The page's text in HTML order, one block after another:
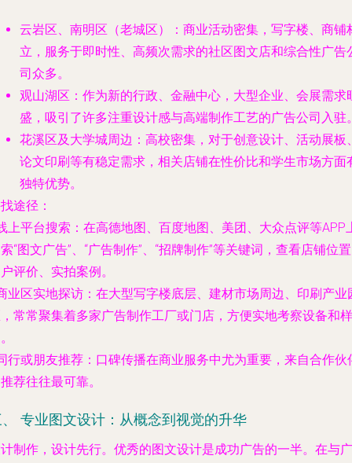
云岩区、南明区（老城区）
：商业活动密集，写字楼、商铺
立，服务于即时性、高频次需求的社区图文店和综合性广告
司众多。
观山湖区 ：作为新的行政、金融中心，大型企业、会展需求
盛，吸引了许多注重设计感与高端制作工艺的广告公司入驻
花溪区及大学城周边 ：高校密集，对于创意设计、活动展板
论文印刷等有稳定需求，相关店铺在性价比和学生市场方面
独特优势。
途径 ：
上平台搜索 ：在高德地图、百度地图、美团、大众点评等APP
“图文广告”、“广告制作”、“招牌制作”等关键词，查看店铺位
评价、实拍案例。
业区实地探访 ：在大型写字楼底层、建材市场周边、印刷产业
常常聚集着多家广告制作工厂或门店，方便实地考察设备和样
行或朋友推荐 ：口碑传播在商业服务中尤为重要，来自合作伙
荐往往最可靠。
专业图文设计：从概念到视觉的升华
制作，设计先行。优秀的图文设计是成功广告的一半。在与广